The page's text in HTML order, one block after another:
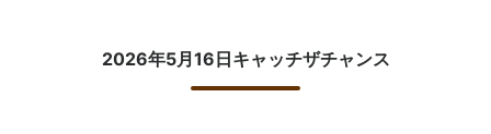
2026年5月16日キャッチザチャンス